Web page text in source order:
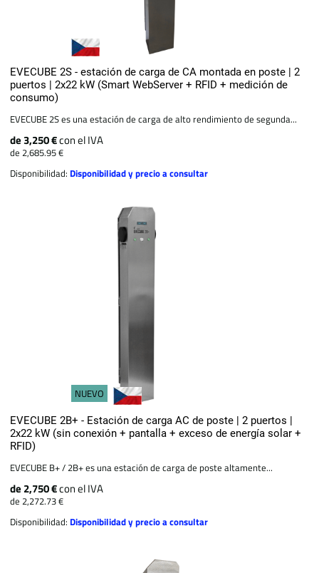
EVECUBE 2S - estación de carga de CA montada en poste | 2
puertos | 2x22 kW (Smart WebServer + RFID + medición de
consumo)
EVECUBE 2S es una estación de carga de alto rendimiento de segunda...
de 3,250 €con el IVA
de 2,685.95 €
Disponibilidad: Disponibilidad y precio a consultar
NUEVO
EVECUBE 2B+ - Estación de carga AC de poste | 2 puertos |
2x22 kW (sin conexión + pantalla + exceso de energía solar +
RFID)
EVECUBE B+ / 2B+ es una estación de carga de poste altamente...
de 2,750 €con el IVA
de 2,272.73 €
Disponibilidad: Disponibilidad y precio a consultar